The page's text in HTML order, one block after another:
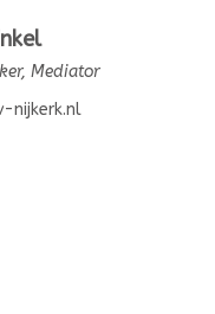
Mediator
nijkerk.nl